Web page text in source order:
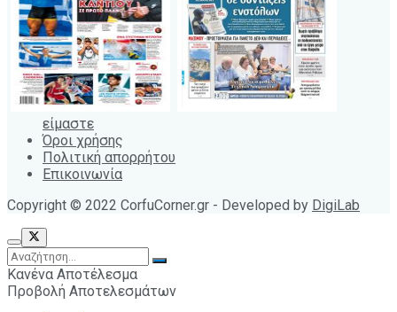
είμαστε
Όροι χρήσης
Πολιτική απορρήτου
Επικοινωνία
Copyright © 2022 CorfuCorner.gr - Developed by DigiLab
Κανένα Αποτέλεσμα
Προβολή Αποτελεσμάτων